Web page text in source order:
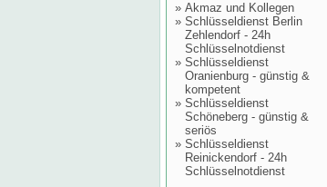
» Akmaz und Kollegen
» Schlüsseldienst Berlin
Zehlendorf - 24h
Schlüsselnotdienst
» Schlüsseldienst
Oranienburg - günstig &
kompetent
» Schlüsseldienst
Schöneberg - günstig &
seriös
» Schlüsseldienst
Reinickendorf - 24h
Schlüsselnotdienst